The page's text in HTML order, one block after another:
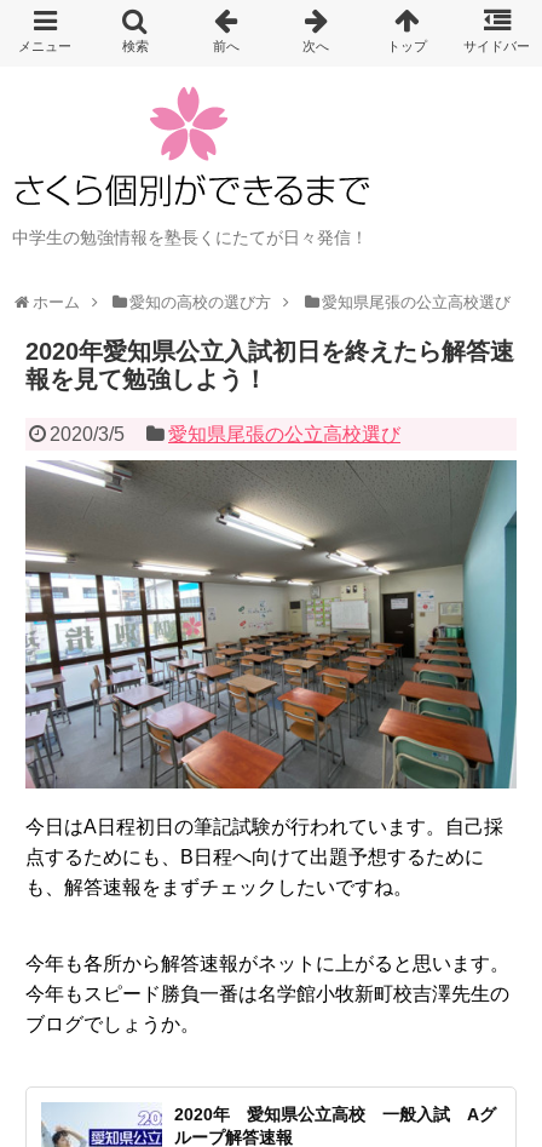
中学生の勉強情報を塾長くにたてが日々発信！
ホーム 愛知の高校の選び方 愛知県尾張の公立高校選び
2020年愛知県公立入試初日を終えたら解答速
報を見て勉強しよう！
2020/3/5 愛知県尾張の公立高校選び
今日はA日程初日の筆記試験が行われています。自己採
点するためにも、B日程へ向けて出題予想するために
も、解答速報をまずチェックしたいですね。
今年も各所から解答速報がネットに上がると思います。
今年もスピード勝負一番は名学館小牧新町校吉澤先生の
ブログでしょうか。
2020年 愛知県公立高校 一般入試 Aグ
ループ解答速報